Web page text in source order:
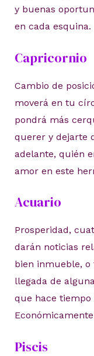
y buenas
en cada esquina.
Capricornio
Cambio de
moverá en tu
pondrá más
querer y dejarte
adelante, quién
amor en este
Acuario
Prosperidad,
darán noticias
bien inmueble, o
llegada de
que hace tiempo
Piscis